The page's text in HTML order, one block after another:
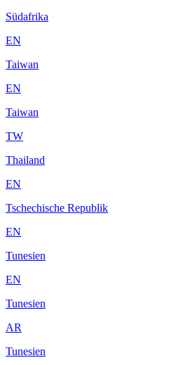
Südafrika
EN
Taiwan
EN
Taiwan
TW
Thailand
EN
Tschechische Republik
EN
Tunesien
EN
Tunesien
AR
Tunesien